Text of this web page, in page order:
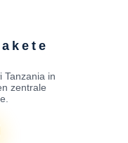
Tanzania in
zentrale